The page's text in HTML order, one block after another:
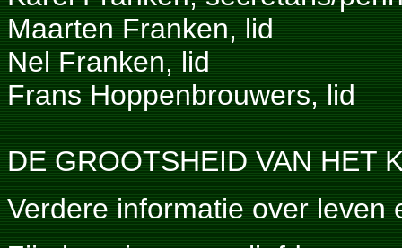
Maarten Franken, lid
Nel Franken, lid
Frans Hoppenbrouwers, lid
DE GROOTSHEID VAN HET
Verdere informatie over leven